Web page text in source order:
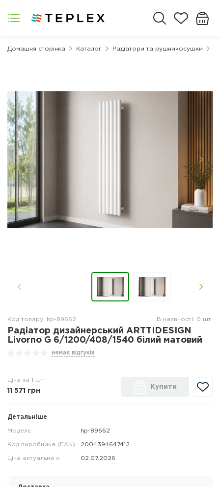
Домашня сторінка Каталог Радіатори та рушникосушки
Код товару: hp-89662 В наявності: 0 шт.
Радіатор дизайнерський ARTTIDESIGN
Livorno G 6/1200/408/1540 білий матовий
немає відгуків
Ціна за 1 шт
11 571 грн
Купити
Детальніше
Модель: hp-89662
Код виробника (EAN): 2004394647412
Ціна актуальна з: 02.07.2026